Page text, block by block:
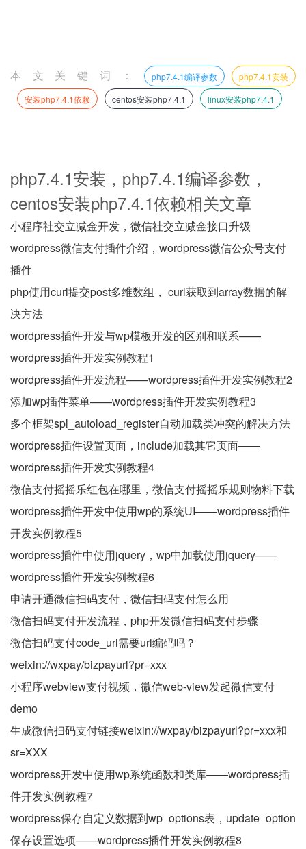
本文关键词： php7.4.1编译参数
php7.4.1安装
安装php7.4.1依赖
centos安装php7.4.1 linux安装php7.4.1
php7.4.1安装，php7.4.1编译参数，
centos安装php7.4.1依赖相关文章
小程序社交立减金开发，微信社交立减金接口升级
wordpress微信支付插件介绍，wordpress微信公众号支付
插件
php使用curl提交post多维数组， curl获取到array数据的解
决方法
wordpress插件开发与wp模板开发的区别和联系——
wordpress插件开发实例教程1
wordpress插件开发流程——wordpress插件开发实例教程2
添加wp插件菜单——wordpress插件开发实例教程3
多个框架spl_autoload_register自动加载类冲突的解决方法
wordpress插件设置页面，include加载其它页面——
wordpress插件开发实例教程4
微信支付摇摇乐红包在哪里，微信支付摇摇乐规则物料下载
wordpress插件开发中使用wp的系统UI——wordpress插件
开发实例教程5
wordpress插件中使用jquery，wp中加载使用jquery——
wordpress插件开发实例教程6
申请开通微信扫码支付，微信扫码支付怎么用
微信扫码支付开发流程，php开发微信扫码支付步骤
微信扫码支付code_url需要url编码吗？
weixin://wxpay/bizpayurl?pr=xxx
小程序webview支付视频，微信web-view发起微信支付
demo
生成微信扫码支付链接weixin://wxpay/bizpayurl?pr=xxx和
sr=XXX
wordpress开发中使用wp系统函数和类库——wordpress插
件开发实例教程7
wordpress保存自定义数据到wp_options表，update_option
保存设置选项——wordpress插件开发实例教程8